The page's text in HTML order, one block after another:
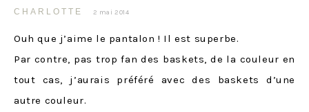
CHARLOTTE 2 mai 2014
Ouh que j’aime le pantalon ! Il est superbe.
Par contre, pas trop fan des baskets, de la couleur en
tout cas, j’aurais préféré avec des baskets d’une
autre couleur.